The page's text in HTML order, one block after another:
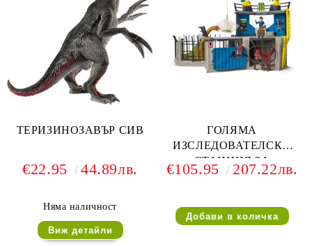
ТЕРИЗИНОЗАВЪР СИВ
€22.95 44.89лв.
Няма наличност
Виж детайли
ГОЛЯМА
ИЗСЛЕДОВАТЕЛСКА
СТАНЦИЯ ЗА
ДИНОЗАВРИ
€105.95 207.22лв.